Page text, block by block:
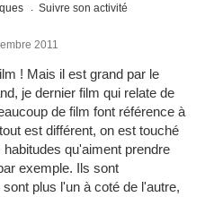
Suivre son activité
2011
! Mais il est grand par le
je dernier film qui relate de
de film font référence à
est différent, on est touché
qu'aiment prendre
exemple. Ils sont
plus l'un à coté de l'autre,